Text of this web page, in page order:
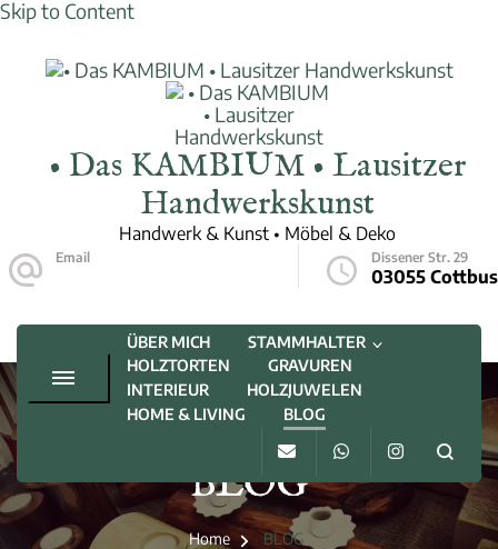
Skip to Content
• Das KAMBIUM • Lausitzer
Handwerkskunst
Handwerk & Kunst • Möbel & Deko
Email Dissener Str. 29
03055 Cottbus
ÜBER MICH
STAMMHALTER
HOLZTORTEN
GRAVUREN
INTERIEUR
HOLZJUWELEN
HOME & LIVING
BLOG
BLOG
Home BLOG